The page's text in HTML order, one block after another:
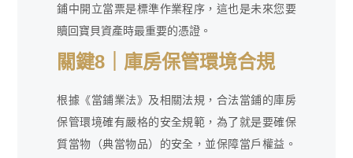
鋪中開立當票是標準作業程序，這也是未來您要
贖回寶貝資產時最重要的憑證。
關鍵8｜庫房保管環境合規
根據《當鋪業法》及相關法規，合法當鋪的庫房
保管環境確有嚴格的安全規範，為了就是要確保
質當物（典當物品）的安全，並保障當戶權益。